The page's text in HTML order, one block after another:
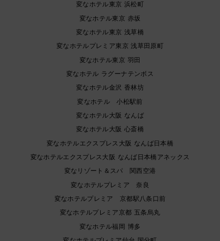
変なホテル東京 浜松町
変なホテル東京 赤坂
変なホテル東京 浅草橋
変なホテルプレミア東京 浅草田原町
変なホテル東京 羽田
変なホテル ラグーナテンボス
変なホテル金沢 香林坊
変なホテル 小松駅前
変なホテル大阪 なんば
変なホテル大阪 心斎橋
変なホテルエクスプレス大阪 なんば日本橋
変なホテルエクスプレス大阪 なんば日本橋アネックス
変なリゾート＆スパ 関西空港
変なホテルプレミア 奈良
変なホテルプレミア 京都駅八条口前
変なホテルプレミア京都 五条烏丸
変なホテル福岡 博多